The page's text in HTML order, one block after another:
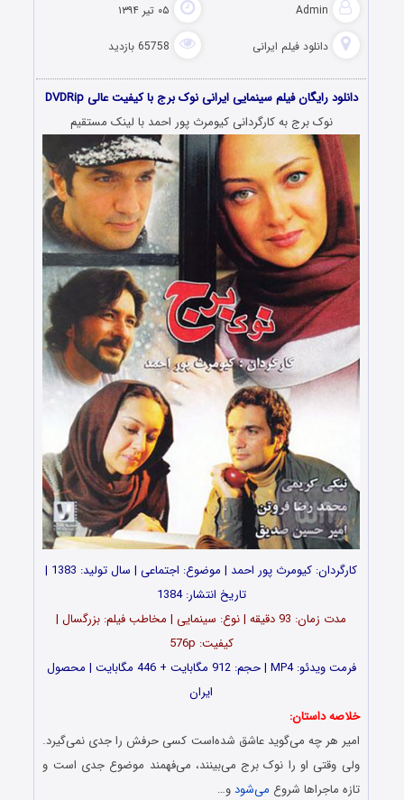
Admin ۰۵ تیر ۱۳۹۴
دانلود فیلم‌ ایرانی 65758 بازدید
دانلود رایگان فیلم سینمایی ایرانی نوک برج با کیفیت عالی DVDRip
نوک برج به کارگردانی کیومرث پور احمد با لینک مستقیم
کارگردان: کیومرث پور احمد | موضوع: اجتماعی | سال تولید: 1383 |
تاریخ انتشار: 1384
مدت زمان: 93 دقیقه | نوع: سینمایی | مخاطب فیلم: بزرگسال |
کیفیت: 576p
فرمت ویدئو: MP4 | حجم: 912 مگابایت + 446 مگابایت | محصول
ایران
خلاصه داستان:
امیر هر چه می‌گوید عاشق شده‌است کسی حرفش را جدی نمی‌گیرد.
ولی وقتی او را نوک برج می‌بینند، می‌فهمند موضوع جدی است و
تازه ماجراها شروع می‌شودو…